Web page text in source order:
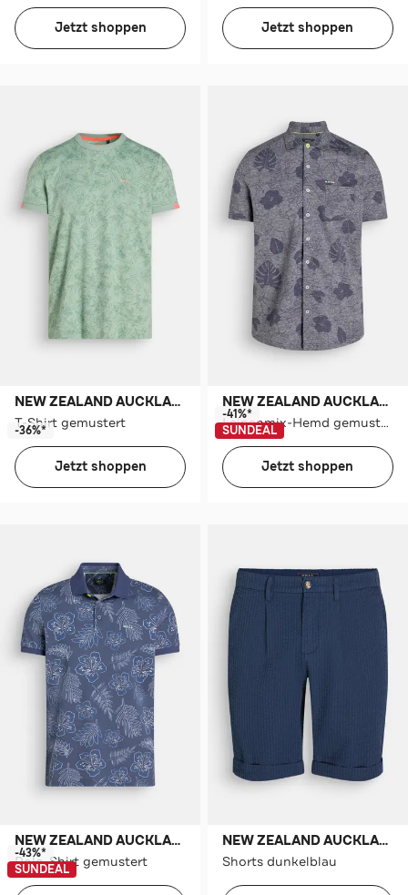
Jetzt shoppen Jetzt shoppen
NEW ZEALAND AUCKLAND
T-Shirt gemustert
-36%*
Jetzt shoppen
NEW ZEALAND AUCKLAND
Leinenmix-Hemd gemustert
-41%*
SUNDEAL
Jetzt shoppen
NEW ZEALAND AUCKLAND
Polo-Shirt gemustert
-43%*
SUNDEAL
NEW ZEALAND AUCKLAND
Shorts dunkelblau